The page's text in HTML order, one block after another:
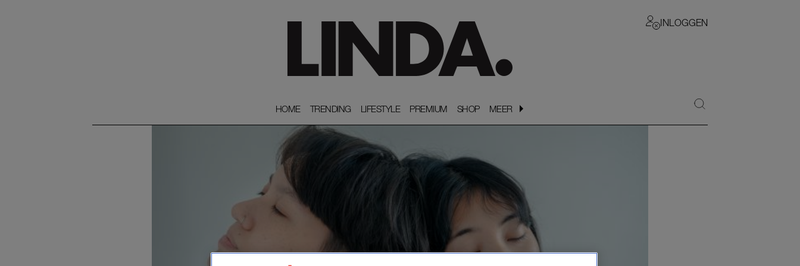
INLOGGEN
HOME
HOME TRENDING
TRENDING LIFESTYLE
LIFESTYLE PREMIUM
PREMIUM SHOP
SHOP MEER
MEER